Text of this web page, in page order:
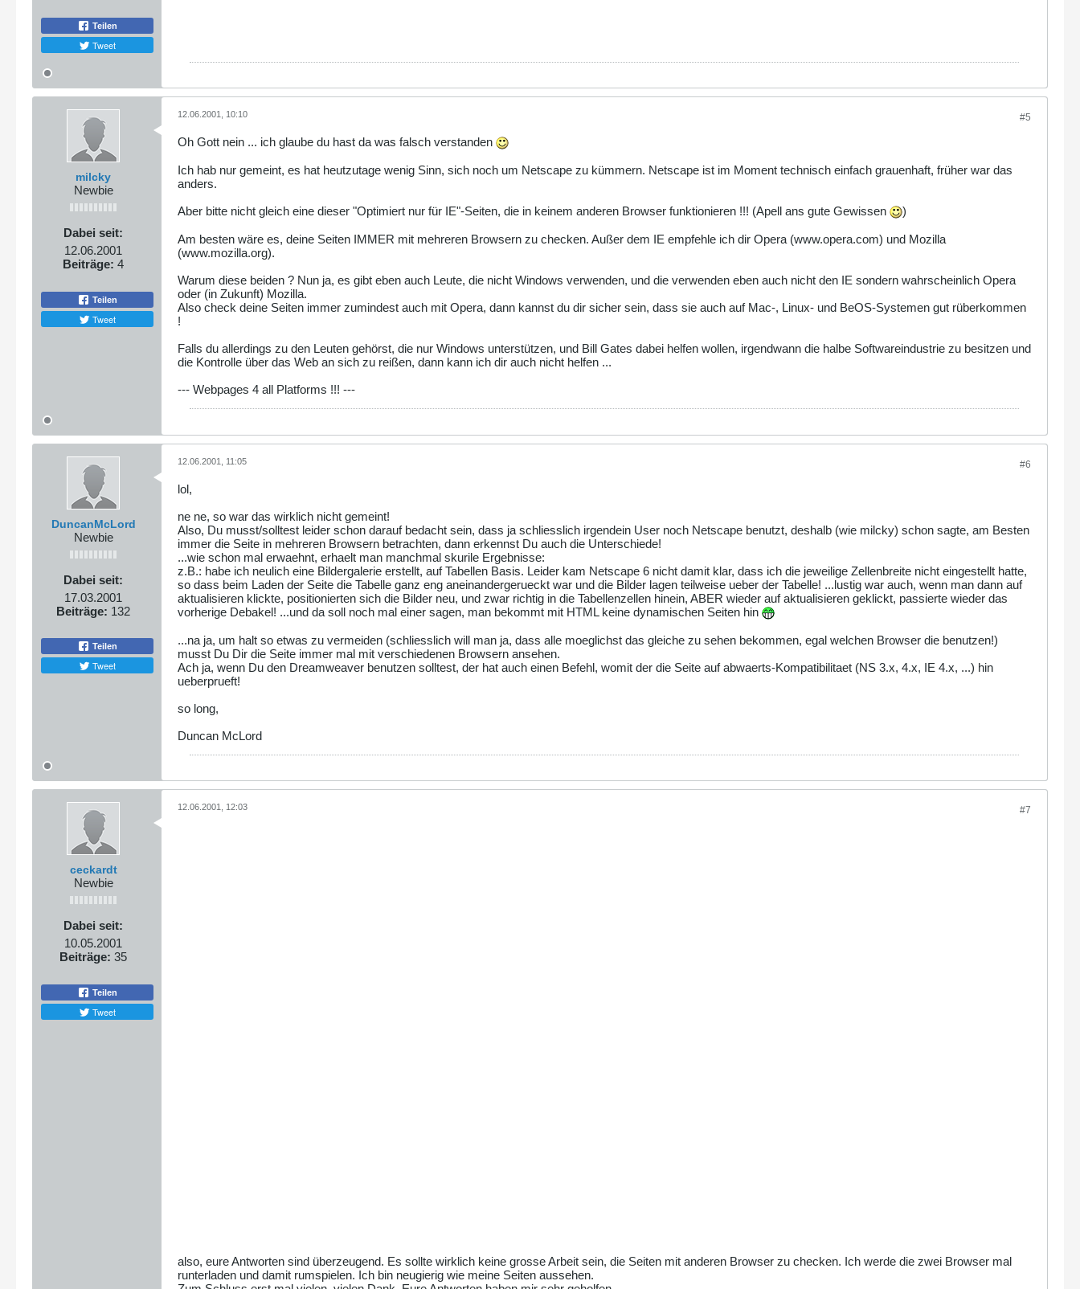
Teilen
Tweet
milcky
Newbie
Dabei seit:
12.06.2001
Beiträge: 4
Teilen
Tweet
#5
12.06.2001, 10:10
Oh Gott nein ... ich glaube du hast da was falsch verstanden
Ich hab nur gemeint, es hat heutzutage wenig Sinn, sich noch um Netscape zu kümmern. Netscape ist im Moment technisch einfach grauenhaft, früher war das
anders.
Aber bitte nicht gleich eine dieser "Optimiert nur für IE"-Seiten, die in keinem anderen Browser funktionieren !!! (Apell ans gute Gewissen
)
Am besten wäre es, deine Seiten IMMER mit mehreren Browsern zu checken. Außer dem IE empfehle ich dir Opera (www.opera.com) und Mozilla
(www.mozilla.org).
Warum diese beiden ? Nun ja, es gibt eben auch Leute, die nicht Windows verwenden, und die verwenden eben auch nicht den IE sondern wahrscheinlich Opera
oder (in Zukunft) Mozilla.
Also check deine Seiten immer zumindest auch mit Opera, dann kannst du dir sicher sein, dass sie auch auf Mac-, Linux- und BeOS-Systemen gut rüberkommen
!
Falls du allerdings zu den Leuten gehörst, die nur Windows unterstützen, und Bill Gates dabei helfen wollen, irgendwann die halbe Softwareindustrie zu besitzen und
die Kontrolle über das Web an sich zu reißen, dann kann ich dir auch nicht helfen ...
--- Webpages 4 all Platforms !!! ---
DuncanMcLord
Newbie
Dabei seit:
17.03.2001
Beiträge: 132
Teilen
Tweet
#6
12.06.2001, 11:05
lol,
ne ne, so war das wirklich nicht gemeint!
Also, Du musst/solltest leider schon darauf bedacht sein, dass ja schliesslich irgendein User noch Netscape benutzt, deshalb (wie milcky) schon sagte, am Besten
immer die Seite in mehreren Browsern betrachten, dann erkennst Du auch die Unterschiede!
...wie schon mal erwaehnt, erhaelt man manchmal skurile Ergebnisse:
z.B.: habe ich neulich eine Bildergalerie erstellt, auf Tabellen Basis. Leider kam Netscape 6 nicht damit klar, dass ich die jeweilige Zellenbreite nicht eingestellt hatte,
so dass beim Laden der Seite die Tabelle ganz eng aneinandergerueckt war und die Bilder lagen teilweise ueber der Tabelle! ...lustig war auch, wenn man dann auf
aktualisieren klickte, positionierten sich die Bilder neu, und zwar richtig in die Tabellenzellen hinein, ABER wieder auf aktualisieren geklickt, passierte wieder das
vorherige Debakel! ...und da soll noch mal einer sagen, man bekommt mit HTML keine dynamischen Seiten hin
...na ja, um halt so etwas zu vermeiden (schliesslich will man ja, dass alle moeglichst das gleiche zu sehen bekommen, egal welchen Browser die benutzen!)
musst Du Dir die Seite immer mal mit verschiedenen Browsern ansehen.
Ach ja, wenn Du den Dreamweaver benutzen solltest, der hat auch einen Befehl, womit der die Seite auf abwaerts-Kompatibilitaet (NS 3.x, 4.x, IE 4.x, ...) hin
ueberprueft!
so long,
Duncan McLord
ceckardt
Newbie
Dabei seit:
10.05.2001
Beiträge: 35
Teilen
Tweet
#7
12.06.2001, 12:03
also, eure Antworten sind überzeugend. Es sollte wirklich keine grosse Arbeit sein, die Seiten mit anderen Browser zu checken. Ich werde die zwei Browser mal
runterladen und damit rumspielen. Ich bin neugierig wie meine Seiten aussehen.